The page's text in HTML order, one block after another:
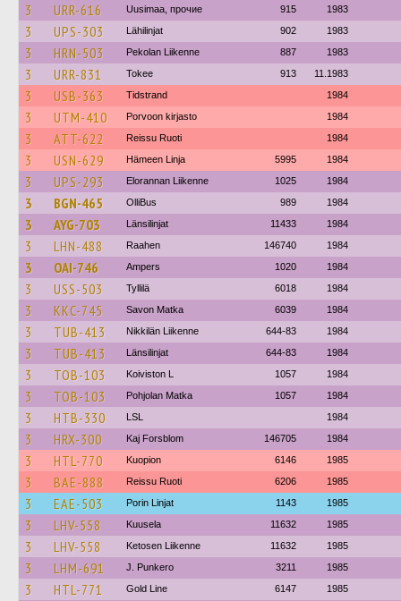
3 URR-616 Uusimaa, прочие 915 1983
3 UPS-303 Lähilinjat 902 1983
3 HRN-503 Pekolan Liikenne 887 1983
3 URR-831 Tokee 913 11.1983
3 USB-363 Tidstrand 1984
3 UTM-410 Porvoon kirjasto 1984
3 ATT-622 Reissu Ruoti 1984
3 USN-629 Hämeen Linja 5995 1984
3 UPS-293 Elorannan Liikenne 1025 1984
3 BGN-465 OlliBus 989 1984
3 AYG-703 Länsilinjat 11433 1984
3 LHN-488 Raahen 146740 1984
3 OAI-746 Ampers 1020 1984
3 USS-503 Tyllilä 6018 1984
3 KKC-745 Savon Matka 6039 1984
3 TUB-413 Nikkilän Liikenne 644-83 1984
3 TUB-413 Länsilinjat 644-83 1984
3 TOB-103 Koiviston L 1057 1984
3 TOB-103 Pohjolan Matka 1057 1984
3 HTB-330 LSL 1984
3 HRX-300 Kaj Forsblom 146705 1984
3 HTL-770 Kuopion 6146 1985
3 BAE-888 Reissu Ruoti 6206 1985
3 EAE-503 Porin Linjat 1143 1985
3 LHV-558 Kuusela 11632 1985
3 LHV-558 Ketosen Liikenne 11632 1985
3 LHM-691 J. Punkero 3211 1985
3 HTL-771 Gold Line 6147 1985